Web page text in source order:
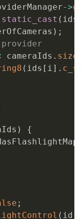
->
static_cast ( ids
) ;
cameraIds . size
( ids [ i ] .
)
{
;
( id